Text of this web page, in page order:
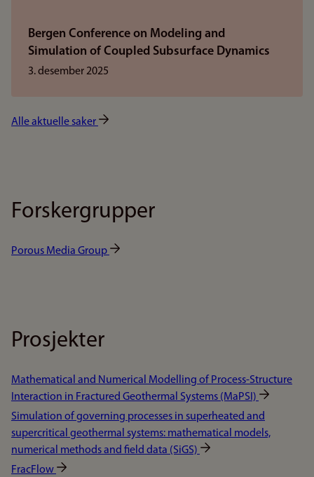
Bergen Conference on Modeling and
Simulation of Coupled Subsurface Dynamics
3. desember 2025
Alle aktuelle saker
Forskergrupper
Porous Media Group
Prosjekter
Mathematical and Numerical Modelling of Process-Structure
Interaction in Fractured Geothermal Systems (MaPSI)
Simulation of governing processes in superheated and
supercritical geothermal systems: mathematical models,
numerical methods and field data (SiGS)
FracFlow